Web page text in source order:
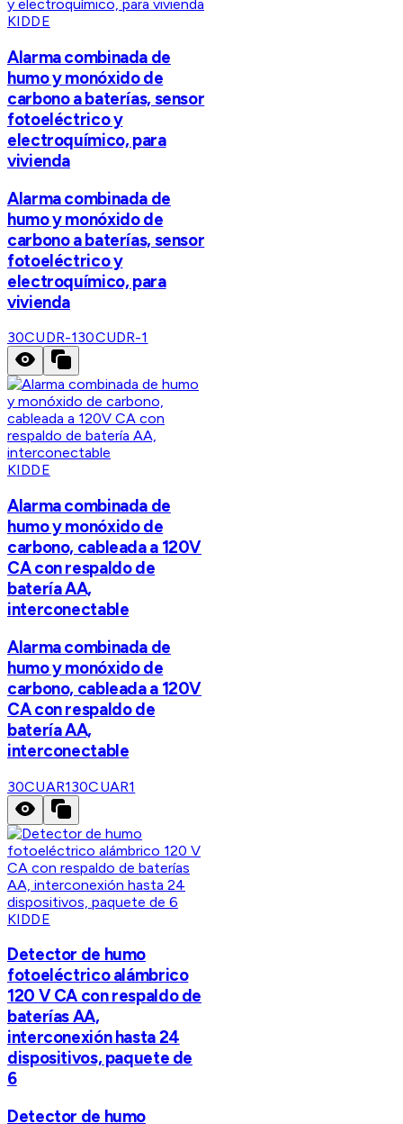
KIDDE
Alarma combinada de
humo y monóxido de
carbono a baterías, sensor
fotoeléctrico y
electroquímico, para
vivienda
Alarma combinada de
humo y monóxido de
carbono a baterías, sensor
fotoeléctrico y
electroquímico, para
vivienda
30CUDR-130CUDR-1
KIDDE
Alarma combinada de
humo y monóxido de
carbono, cableada a 120V
CA con respaldo de
batería AA,
interconectable
Alarma combinada de
humo y monóxido de
carbono, cableada a 120V
CA con respaldo de
batería AA,
interconectable
30CUAR130CUAR1
KIDDE
Detector de humo
fotoeléctrico alámbrico
120 V CA con respaldo de
baterías AA,
interconexión hasta 24
dispositivos, paquete de
6
Detector de humo